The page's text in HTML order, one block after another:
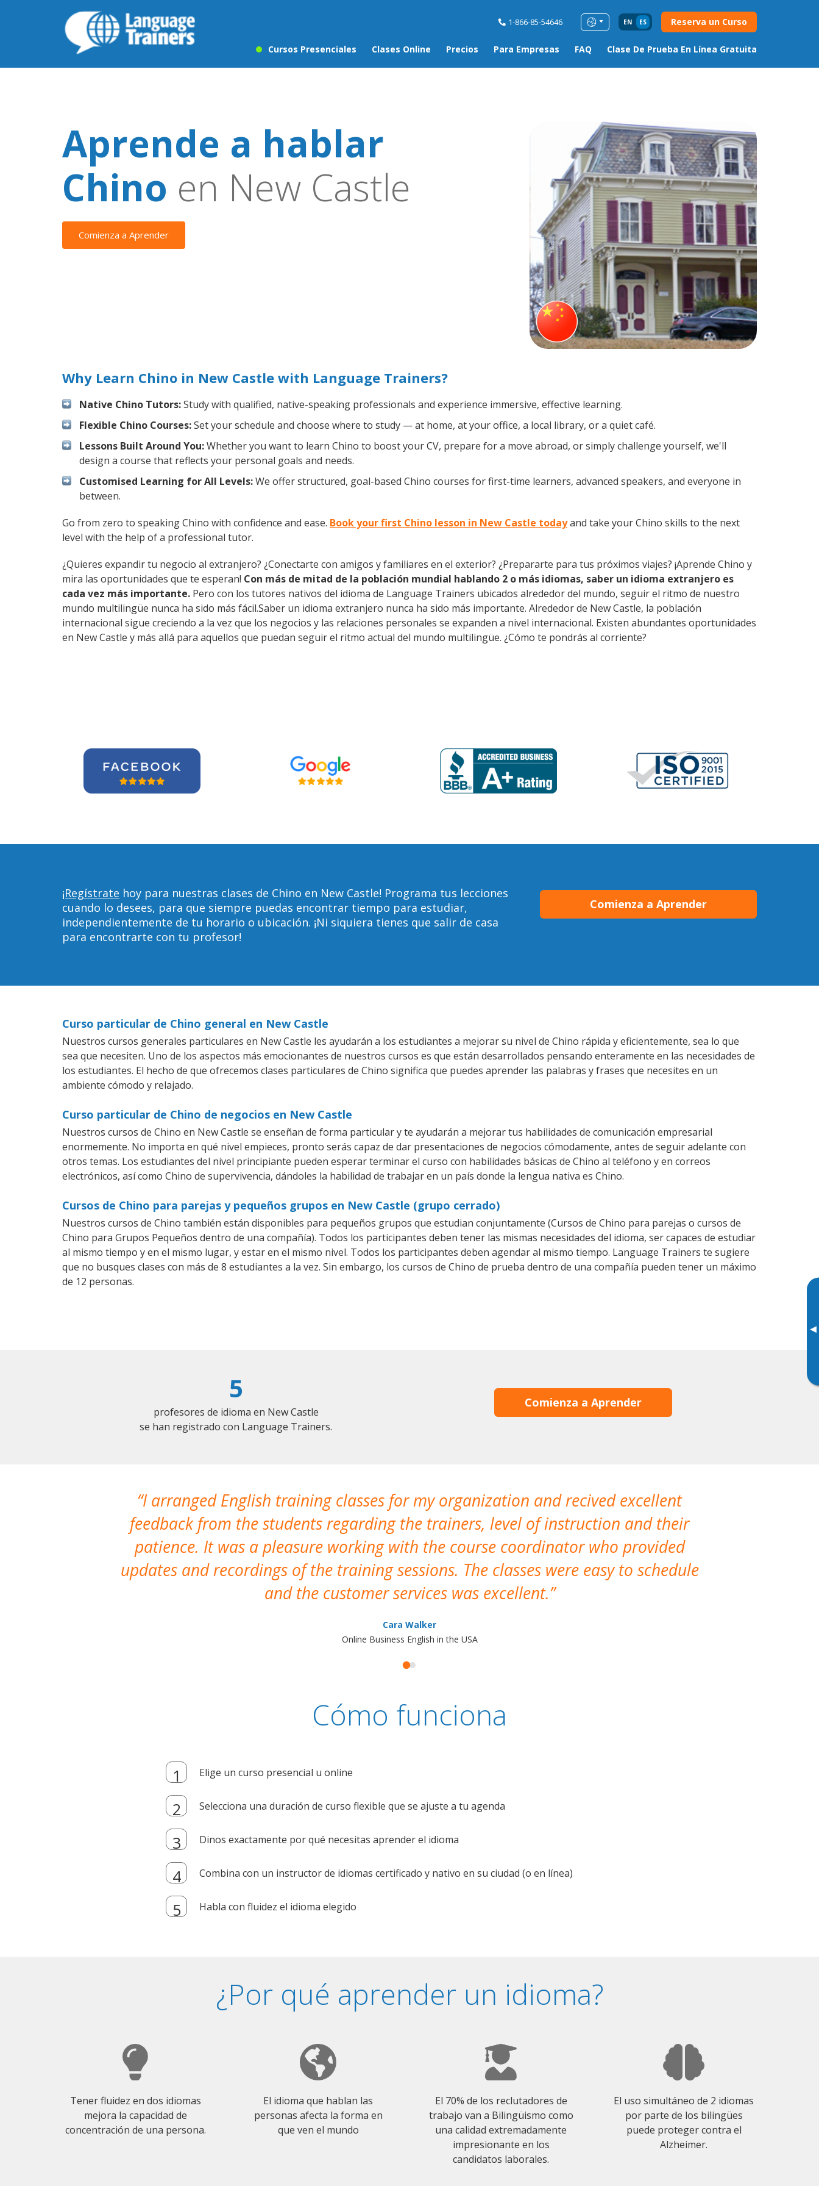
1-866-85-54646 EN ES Reserva un Curso
Cursos Presenciales Clases Online Precios Para Empresas FAQ Clase De Prueba En Línea Gratuita
▸
Aprende a hablar
Chino en New Castle
Comienza a Aprender
Why Learn Chino in New Castle with Language Trainers?
Native Chino Tutors:Study with qualified, native-speaking professionals and experience immersive, effective learning.
Flexible Chino Courses:Set your schedule and choose where to study — at home, at your office, a local library, or a quiet café.
Lessons Built Around You:Whether you want to learn Chino to boost your CV, prepare for a move abroad, or simply challenge yourself, we'll
design a course that reflects your personal goals and needs.
Customised Learning for All Levels:We offer structured, goal-based Chino courses for first-time learners, advanced speakers, and everyone in
between.
Go from zero to speaking Chino with confidence and ease. Book your first Chino lesson in New Castle todayand take your Chino skills to the next
level with the help of a professional tutor.
¿Quieres expandir tu negocio al extranjero? ¿Conectarte con amigos y familiares en el exterior? ¿Prepararte para tus próximos viajes? ¡Aprende Chino y
mira las oportunidades que te esperan! Con más de mitad de la población mundial hablando 2 o más idiomas, saber un idioma extranjero es
cada vez más importante. Pero con los tutores nativos del idioma de Language Trainers ubicados alrededor del mundo, seguir el ritmo de nuestro
mundo multilingüe nunca ha sido más fácil.Saber un idioma extranjero nunca ha sido más importante. Alrededor de New Castle, la población
internacional sigue creciendo a la vez que los negocios y las relaciones personales se expanden a nivel internacional. Existen abundantes oportunidades
en New Castle y más allá para aquellos que puedan seguir el ritmo actual del mundo multilingüe. ¿Cómo te pondrás al corriente?
¡Regístrate hoy para nuestras clases de Chino en New Castle! Programa tus lecciones
cuando lo desees, para que siempre puedas encontrar tiempo para estudiar,
independientemente de tu horario o ubicación. ¡Ni siquiera tienes que salir de casa
para encontrarte con tu profesor!
Comienza a Aprender
Curso particular de Chino general en New Castle
Nuestros cursos generales particulares en New Castle les ayudarán a los estudiantes a mejorar su nivel de Chino rápida y eficientemente, sea lo que
sea que necesiten. Uno de los aspectos más emocionantes de nuestros cursos es que están desarrollados pensando enteramente en las necesidades de
los estudiantes. El hecho de que ofrecemos clases particulares de Chino significa que puedes aprender las palabras y frases que necesites en un
ambiente cómodo y relajado.
Curso particular de Chino de negocios en New Castle
Nuestros cursos de Chino en New Castle se enseñan de forma particular y te ayudarán a mejorar tus habilidades de comunicación empresarial
enormemente. No importa en qué nivel empieces, pronto serás capaz de dar presentaciones de negocios cómodamente, antes de seguir adelante con
otros temas. Los estudiantes del nivel principiante pueden esperar terminar el curso con habilidades básicas de Chino al teléfono y en correos
electrónicos, así como Chino de supervivencia, dándoles la habilidad de trabajar en un país donde la lengua nativa es Chino.
Cursos de Chino para parejas y pequeños grupos en New Castle (grupo cerrado)
Nuestros cursos de Chino también están disponibles para pequeños grupos que estudian conjuntamente (Cursos de Chino para parejas o cursos de
Chino para Grupos Pequeños dentro de una compañía). Todos los participantes deben tener las mismas necesidades del idioma, ser capaces de estudiar
al mismo tiempo y en el mismo lugar, y estar en el mismo nivel. Todos los participantes deben agendar al mismo tiempo. Language Trainers te sugiere
que no busques clases con más de 8 estudiantes a la vez. Sin embargo, los cursos de Chino de prueba dentro de una compañía pueden tener un máximo
de 12 personas.
5
profesores de idioma en New Castle
se han registrado con Language Trainers.
Comienza a Aprender
I arranged English training classes for my organization and recived excellent
feedback from the students regarding the trainers, level of instruction and their
patience. It was a pleasure working with the course coordinator who provided
updates and recordings of the training sessions. The classes were easy to schedule
and the customer services was excellent.
Cara Walker
Online Business English in the USA
Cómo funciona
Elige un curso presencial u online
Selecciona una duración de curso flexible que se ajuste a tu agenda
Dinos exactamente por qué necesitas aprender el idioma
Combina con un instructor de idiomas certificado y nativo en su ciudad (o en línea)
Habla con fluidez el idioma elegido
¿Por qué aprender un idioma?
Tener fluidez en dos idiomas
mejora la capacidad de
concentración de una persona.
El idioma que hablan las
personas afecta la forma en
que ven el mundo
El 70% de los reclutadores de
trabajo van a Bilingüismo como
una calidad extremadamente
impresionante en los
candidatos laborales.
El uso simultáneo de 2 idiomas
por parte de los bilingües
puede proteger contra el
Alzheimer.